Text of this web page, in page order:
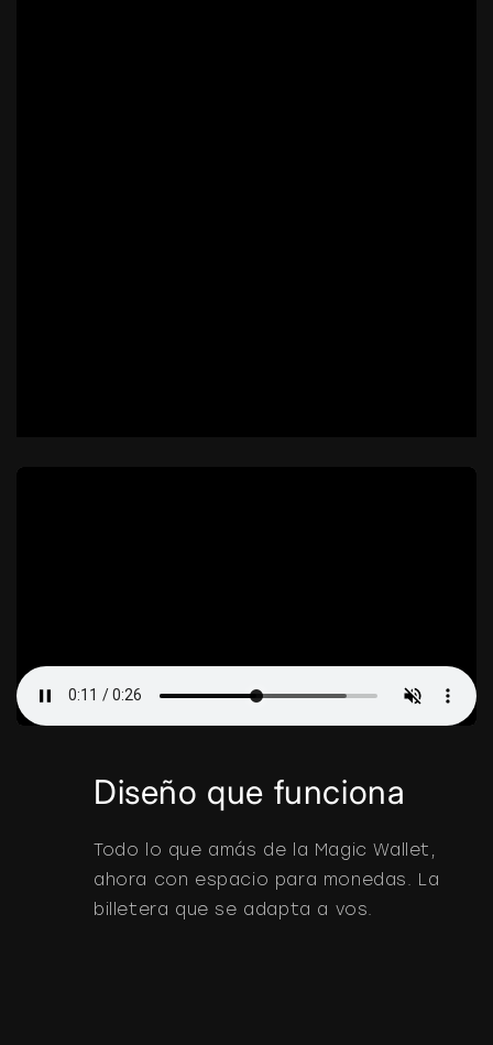
Diseño que funciona
Todo lo que amás de la Magic Wallet,
ahora con espacio para monedas. La
billetera que se adapta a vos.